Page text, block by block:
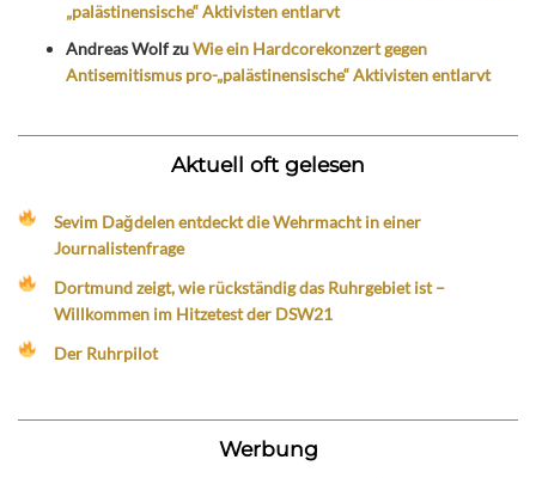
„palästinensische“ Aktivisten entlarvt
Andreas WolfzuWie ein Hardcorekonzert gegen
Antisemitismus pro-„palästinensische“ Aktivisten entlarvt
Aktuell oft gelesen
Sevim Dağdelen entdeckt die Wehrmacht in einer
Journalistenfrage
Dortmund zeigt, wie rückständig das Ruhrgebiet ist –
Willkommen im Hitzetest der DSW21
Der Ruhrpilot
Werbung